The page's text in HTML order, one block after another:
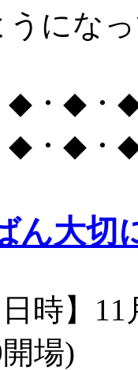
にな
・◆・
・◆・
ん大
日時】
場)